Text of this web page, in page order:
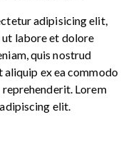
adipisicing elit,
labore et dolore
quis nostrud
ex ea commodo
Lorem
elit.